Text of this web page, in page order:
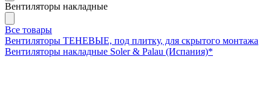
Вентиляторы накладные
Все товары
Вентиляторы ТЕНЕВЫЕ, под плитку, для скрытого монтажа
Вентиляторы накладные Soler & Palau (Испания)*